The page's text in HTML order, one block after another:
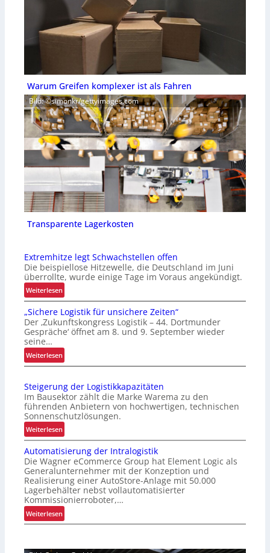
Warum Greifen komplexer ist als Fahren
Bild: ©simonkr/gettyimages.com
Transparente Lagerkosten
Extremhitze legt Schwachstellen offen
Die beispiellose Hitzewelle, die Deutschland im Juni
überrollte, wurde einige Tage im Voraus angekündigt.
Weiterlesen:
E
x
t
r
e
m
h
t
z
e
e
g
t
S
c
h
w
a
„Sichere Logistik für unsichere Zeiten“
Der ‚Zukunftskongress Logistik – 44. Dortmunder
Gespräche‘ öffnet am 8. und 9. September wieder
seine…
Weiterlesen:
„
i
c
h
e
r
o
g
i
s
t
i
f
Steigerung der Logistikkapazitäten
Im Bausektor zählt die Marke Warema zu den
führenden Anbietern von hochwertigen, technischen
Sonnenschutzlösungen.
Weiterlesen:
S
t
e
i
g
e
r
u
Automatisierung der Intralogistik
Die Wagner eCommerce Group hat Element Logic als
Generalunternehmer mit der Konzeption und
Realisierung einer AutoStore-Anlage mit 50.000
Lagerbehälter nebst vollautomatisierter
Kommissionierroboter,…
Weiterlesen:
A
t